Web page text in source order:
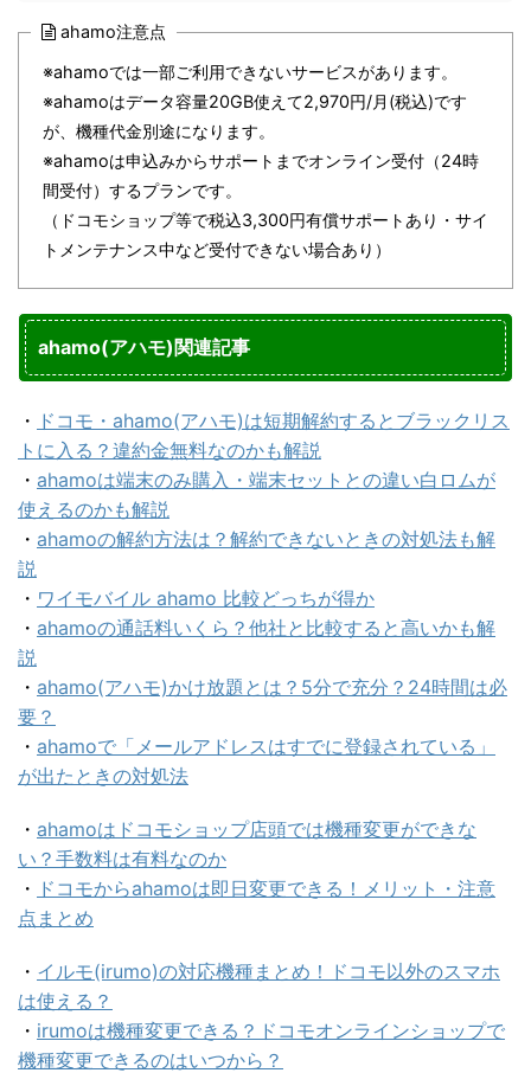
ahamo注意点
※ahamoでは⼀部ご利⽤できないサービスがあります。
※ahamoはデータ容量20GB使えて2,970円/⽉(税込)です
が、機種代⾦別途になります。
※ahamoは申込みからサポートまでオンライン受付（24時
間受付）するプランです。
（ドコモショップ等で税込3,300円有償サポートあり・サイ
トメンテナンス中など受付できない場合あり）
ahamo(アハモ)関連記事
・ ドコモ・ahamo(アハモ)は短期解約するとブラックリス
トに入る？違約金無料なのかも解説
・ ahamoは端末のみ購入・端末セットとの違い白ロムが
使えるのかも解説
・ ahamoの解約方法は？解約できないときの対処法も解
説
・ ワイモバイル ahamo 比較どっちが得か
・ ahamoの通話料いくら？他社と比較すると高いかも解
説
・ ahamo(アハモ)かけ放題とは？5分で充分？24時間は必
要？
・ ahamoで「メールアドレスはすでに登録されている」
が出たときの対処法
・ ahamoはドコモショップ店頭では機種変更ができな
い？手数料は有料なのか
・ ドコモからahamoは即日変更できる！メリット・注意
点まとめ
・ イルモ(irumo)の対応機種まとめ！ドコモ以外のスマホ
は使える？
・ irumoは機種変更できる？ドコモオンラインショップで
機種変更できるのはいつから？